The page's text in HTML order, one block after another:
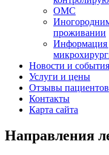
ОМС
проживании
Информация
Новости и события
Услуги и цены
Отзывы пациентов
Контакты
Карта сайта
Направления